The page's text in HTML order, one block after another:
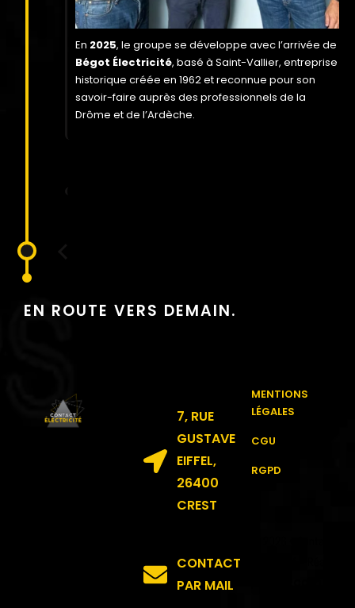
En 2025, le groupe se développe avec l’arrivée de
Bégot Électricité, basé à Saint-Vallier, entreprise
historique créée en 1962 et reconnue pour son
savoir-faire auprès des professionnels de la
Drôme et de l’Ardèche.
EN ROUTE VERS DEMAIN.
7, RUE
GUSTAVE
EIFFEL,
26400
CREST
CONTACT
PAR MAIL
MENTIONS
LÉGALES
CGU
RGPD